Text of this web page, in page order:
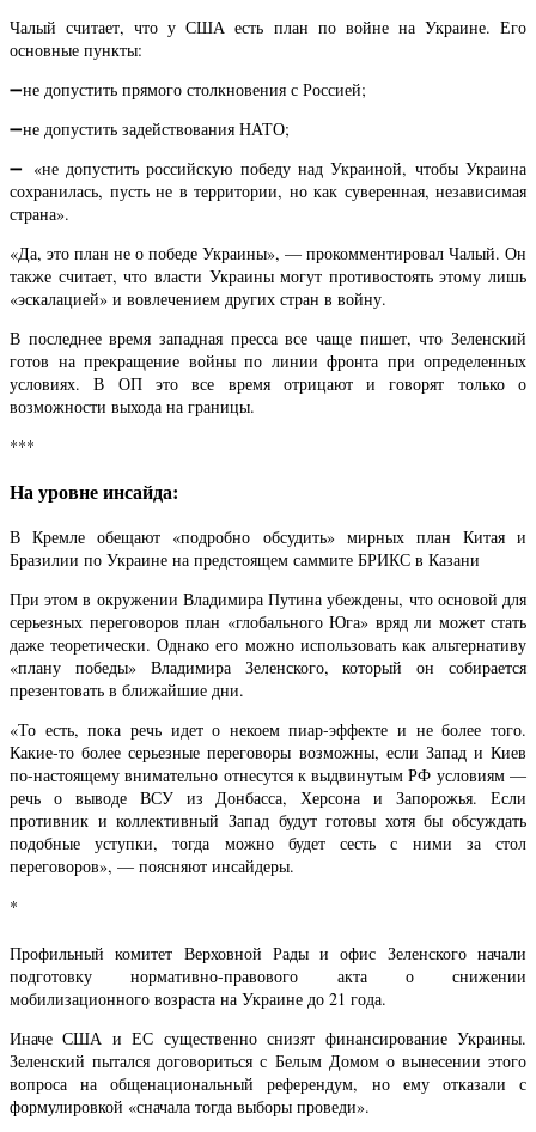
Чалый считает, что у США есть план по войне на Украине. Его
основные пункты:
➖не допустить прямого столкновения с Россией;
➖не допустить задействования НАТО;
➖ «не допустить российскую победу над Украиной, чтобы Украина
сохранилась, пусть не в территории, но как суверенная, независимая
страна».
«Да, это план не о победе Украины», — прокомментировал Чалый. Он
также считает, что власти Украины могут противостоять этому лишь
«эскалацией» и вовлечением других стран в войну.
В последнее время западная пресса все чаще пишет, что Зеленский
готов на прекращение войны по линии фронта при определенных
условиях. В ОП это все время отрицают и говорят только о
возможности выхода на границы.
***
На уровне инсайда:
В Кремле обещают «подробно обсудить» мирных план Китая и
Бразилии по Украине на предстоящем саммите БРИКС в Казани
При этом в окружении Владимира Путина убеждены, что основой для
серьезных переговоров план «глобального Юга» вряд ли может стать
даже теоретически. Однако его можно использовать как альтернативу
«плану победы» Владимира Зеленского, который он собирается
презентовать в ближайшие дни.
«То есть, пока речь идет о некоем пиар-эффекте и не более того.
Какие-то более серьезные переговоры возможны, если Запад и Киев
по-настоящему внимательно отнесутся к выдвинутым РФ условиям —
речь о выводе ВСУ из Донбасса, Херсона и Запорожья. Если
противник и коллективный Запад будут готовы хотя бы обсуждать
подобные уступки, тогда можно будет сесть с ними за стол
переговоров», — поясняют инсайдеры.
*
Профильный комитет Верховной Рады и офис Зеленского начали
подготовку нормативно-правового акта о снижении
мобилизационного возраста на Украине до 21 года.
Иначе США и ЕС существенно снизят финансирование Украины.
Зеленский пытался договориться с Белым Домом о вынесении этого
вопроса на общенациональный референдум, но ему отказали с
формулировкой «сначала тогда выборы проведи».